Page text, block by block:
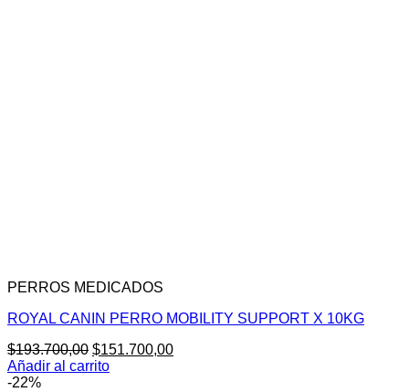
PERROS MEDICADOS
ROYAL CANIN PERRO MOBILITY SUPPORT X 10KG
$193.700,00 El
precio
$151.700,00El
Añadir al carrito
-22%